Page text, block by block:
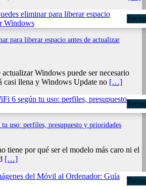
para liberar espacio antes de actualizar
Windows puede ser necesario
casi llena y Windows Update no […]
uso: perfiles, presupuesto y prioridades
tiene por qué ser el modelo más caro ni el
[…]